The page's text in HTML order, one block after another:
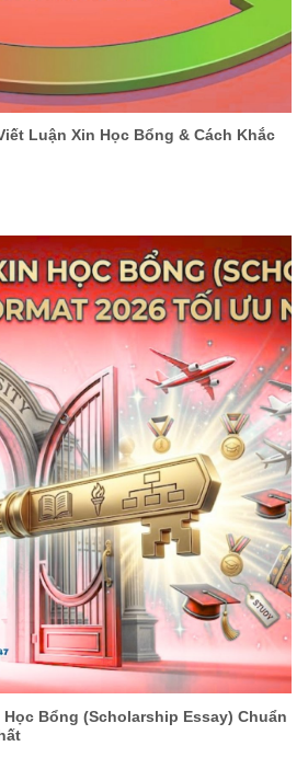
Luận Xin Học Bổng & Cách Khắc
Bổng (Scholarship Essay) Chuẩn